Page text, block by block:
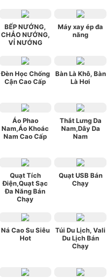
BẾP NƯỚNG,
CHẢO NƯỚNG,
VỈ NƯỚNG
Máy xay ép đa
năng
Đèn Học Chống
Cận Cao Cấp
Bàn Là Khô, Bàn
Là Hơi
Áo Phao
Nam,Áo Khoác
Nam Cao Cấp
Thắt Lưng Da
Nam,Dây Da
Nam
Quạt Tích
Điện,Quạt Sạc
Đa Năng Bán
Chạy
Quạt USB Bán
Chạy
Ná Cao Su Siêu
Hot
Túi Du Lịch, Vali
Du Lịch Bán
Chạy